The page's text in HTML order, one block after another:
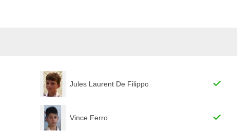
Jules Laurent De Filippo
Vince Ferro